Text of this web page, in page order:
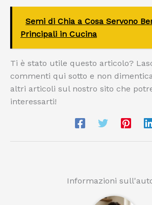
Semi di Chia a Cosa Servono
Principali in Cucina
Ti è stato utile questo articolo?
commenti qui sotto e non
altri articoli sul nostro sito che
interessarti!
Informazioni